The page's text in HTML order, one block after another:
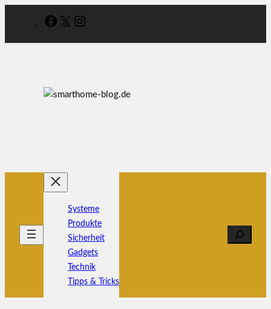
springen
Facebook
X
Systeme
Produkte
Sicherheit
Gadgets
Technik
Tipps & Tricks
Search